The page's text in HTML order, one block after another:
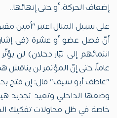
إضعاف الحركة، أو حتى إنهائها..
على سبيل المثال اعتبر "أمين
أنّ فصل عضو أو عشرة (في
عاماً، حتى إنّ المؤتمر لن يناقش
"عاطف أبو سيف" قال: إن فتح
وضعها الداخلي وتعيد تجديد
خاصة في ظل محاولات تفكيك